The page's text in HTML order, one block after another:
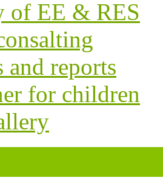
of EE & RES
and reports
for children